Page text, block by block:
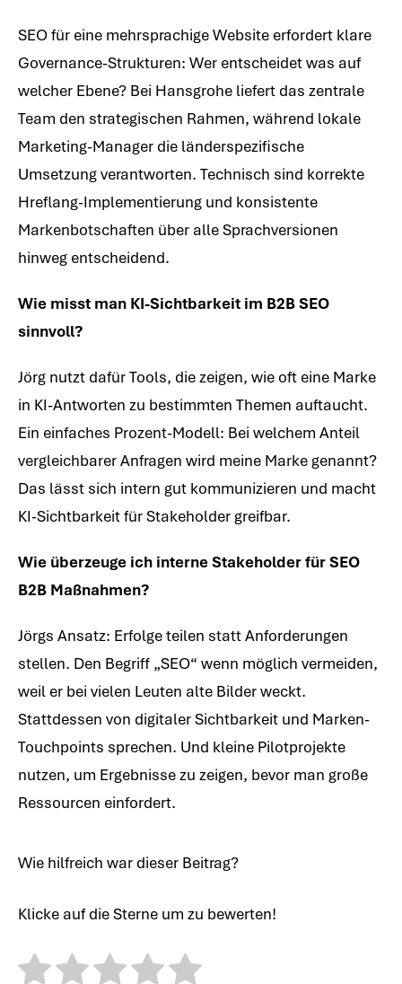
SEO für eine mehrsprachige Website erfordert klare
Governance-Strukturen: Wer entscheidet was auf
welcher Ebene? Bei Hansgrohe liefert das zentrale
Team den strategischen Rahmen, während lokale
Marketing-Manager die länderspezifische
Umsetzung verantworten. Technisch sind korrekte
Hreflang-Implementierung und konsistente
Markenbotschaften über alle Sprachversionen
hinweg entscheidend.
Wie misst man KI-Sichtbarkeit im B2B SEO
sinnvoll?
Jörg nutzt dafür Tools, die zeigen, wie oft eine Marke
in KI-Antworten zu bestimmten Themen auftaucht.
Ein einfaches Prozent-Modell: Bei welchem Anteil
vergleichbarer Anfragen wird meine Marke genannt?
Das lässt sich intern gut kommunizieren und macht
KI-Sichtbarkeit für Stakeholder greifbar.
Wie überzeuge ich interne Stakeholder für SEO
B2B Maßnahmen?
Jörgs Ansatz: Erfolge teilen statt Anforderungen
stellen. Den Begriff „SEO“ wenn möglich vermeiden,
weil er bei vielen Leuten alte Bilder weckt.
Stattdessen von digitaler Sichtbarkeit und Marken-
Touchpoints sprechen. Und kleine Pilotprojekte
nutzen, um Ergebnisse zu zeigen, bevor man große
Ressourcen einfordert.
Wie hilfreich war dieser Beitrag?
Klicke auf die Sterne um zu bewerten!